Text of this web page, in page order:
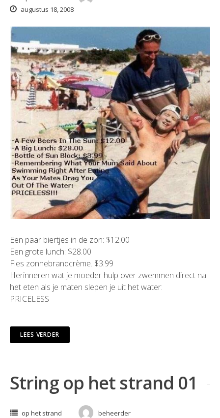
augustus 18, 2008
Een paar biertjes in de zon: $12.00
Een grote lunch: $28.00
Fles zonnebrandcrème. $3.99
Herinneren wat je moeder hulp over zwemmen direct na
het eten als je maten slepen je uit het water:
PRICELESS
LEES VERDER
String op het strand 01
op het strand
beheerder